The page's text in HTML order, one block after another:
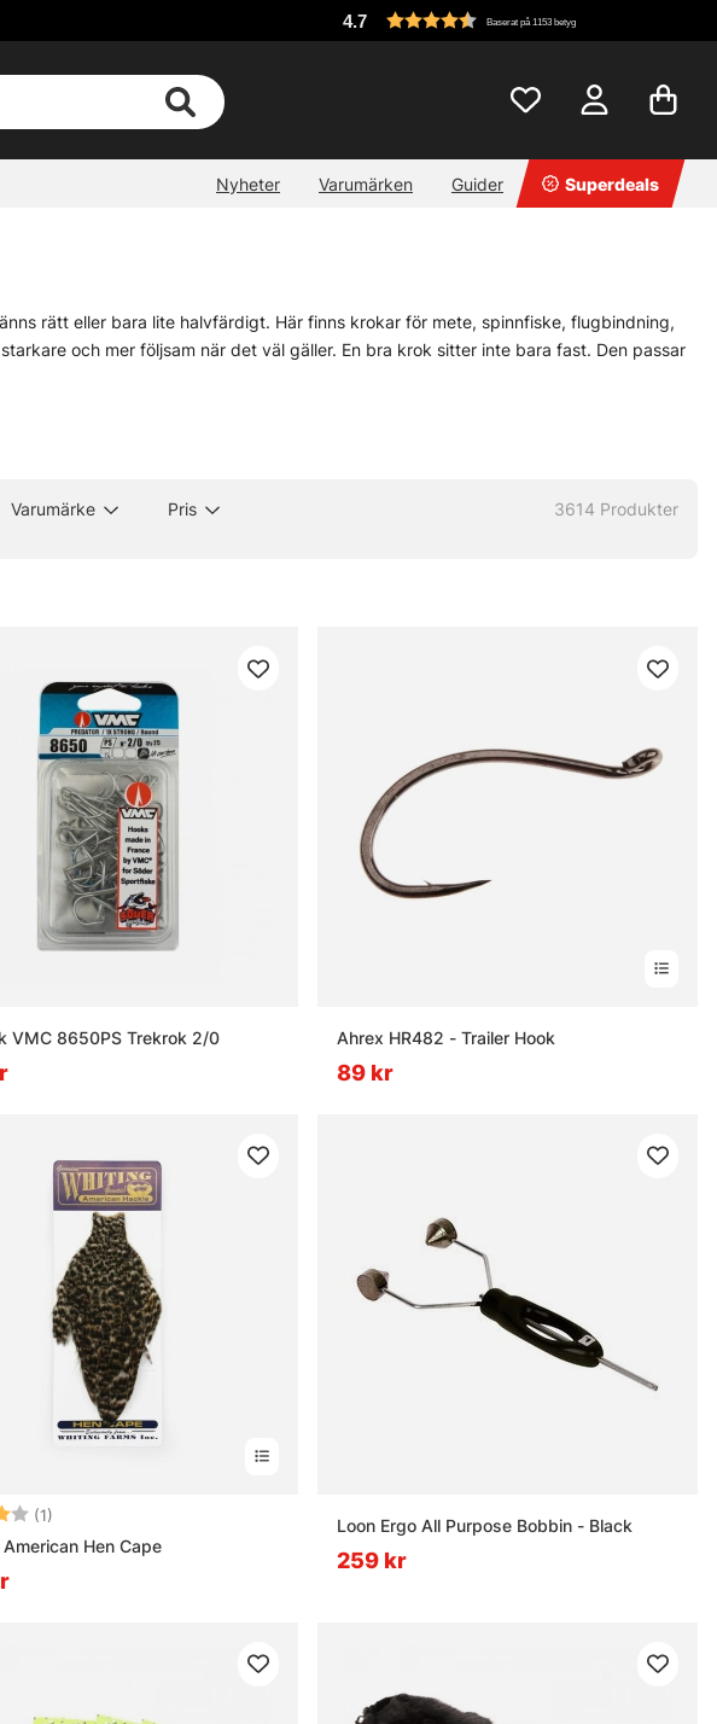
4.7 Baserat på 1153 betyg
Nyheter Varumärken Guider Superdeals
rätt eller bara lite halvfärdigt. Här finns krokar för mete, spinnfiske, flugbindning,
och mer följsam när det väl gäller. En bra krok sitter inte bara fast. Den passar
ofta är det just de där små bitarna som gör att allt faller på plats, eller inte alls.
Varumärke Pris 3614 Produkter
VMC 8650PS Trekrok 2/0 Ahrex HR482 - Trailer Hook
89 kr
(1)
Hen Cape
Loon Ergo All Purpose Bobbin - Black
259 kr